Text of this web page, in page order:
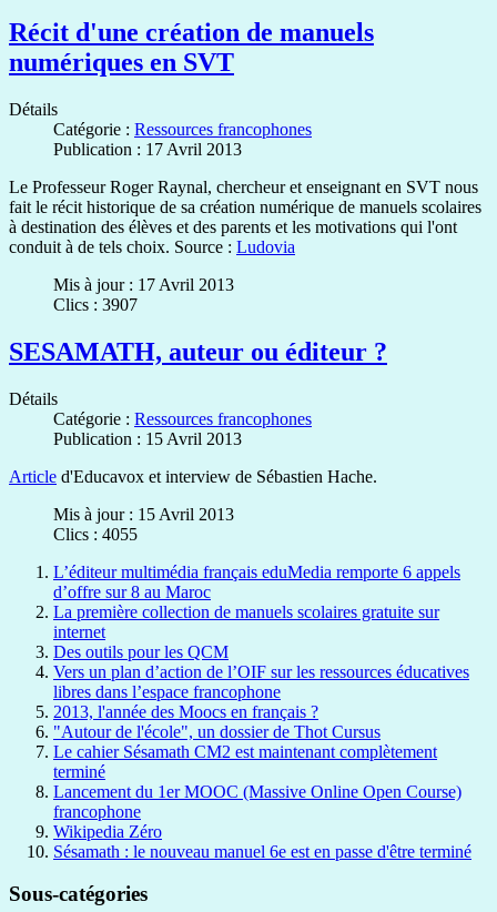
Récit d'une création de manuels
numériques en SVT
Détails
Catégorie : Ressources francophones
Publication : 17 Avril 2013
Le Professeur Roger Raynal, chercheur et enseignant en SVT nous
fait le récit historique de sa création numérique de manuels scolaires
à destination des élèves et des parents et les motivations qui l'ont
conduit à de tels choix. Source : Ludovia
Mis à jour : 17 Avril 2013
Clics : 3907
SESAMATH, auteur ou éditeur ?
Détails
Catégorie : Ressources francophones
Publication : 15 Avril 2013
Article d'Educavox et interview de Sébastien Hache.
Mis à jour : 15 Avril 2013
Clics : 4055
L’éditeur multimédia français eduMedia remporte 6 appels
d’offre sur 8 au Maroc
La première collection de manuels scolaires gratuite sur
internet
Des outils pour les QCM
Vers un plan d’action de l’OIF sur les ressources éducatives
libres dans l’espace francophone
2013, l'année des Moocs en français ?
"Autour de l'école", un dossier de Thot Cursus
Le cahier Sésamath CM2 est maintenant complètement
terminé
Lancement du 1er MOOC (Massive Online Open Course)
francophone
Wikipedia Zéro
Sésamath : le nouveau manuel 6e est en passe d'être terminé
Sous-catégories